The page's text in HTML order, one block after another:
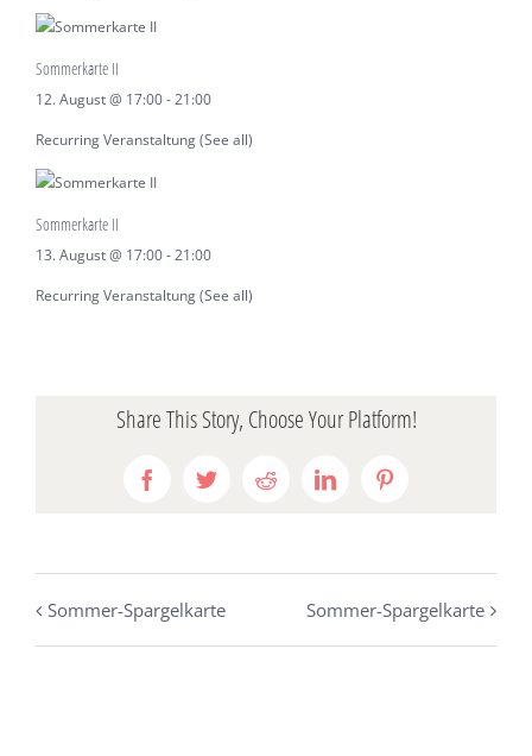
Sommerkarte II
12. August @ 17:00-21:00
Recurring Veranstaltung(See all)
Sommerkarte II
13. August @ 17:00-21:00
Recurring Veranstaltung(See all)
Share This Story, Choose Your Platform!
FacebookTwitterRedditLinkedInPinterest
Sommer-Spargelkarte Sommer-Spargelkarte